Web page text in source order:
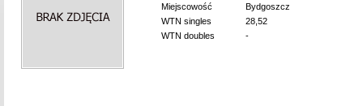
Miejscowość
Bydgoszcz
WTN singles
28,52
WTN doubles
-